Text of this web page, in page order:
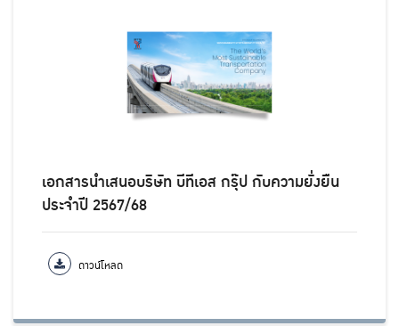
เอกสารนำเสนอบริษัท บีทีเอส กรุ๊ป กับความยั่งยืน
ประจำปี 2567/68
ดาวน์โหลด